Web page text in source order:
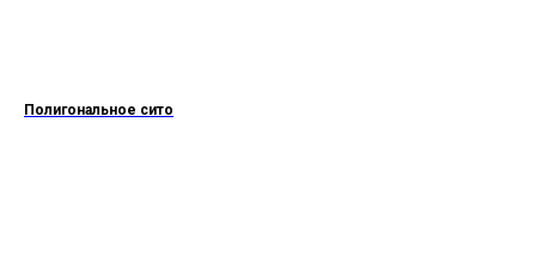
Полигональное сито